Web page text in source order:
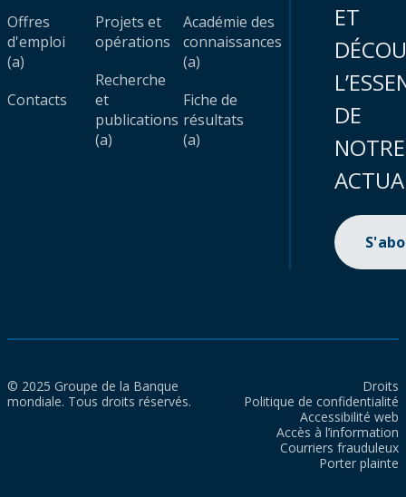
Offres
d'emploi
(a)
Contacts
Projets et
opérations
Recherche
et
publications
(a)
Académie des
connaissances
(a)
Fiche de
résultats
(a)
ET
DE
NOTRE
© 2025 Groupe de la Banque
mondiale. Tous droits réservés.
Droits
Politique de confidentialité
Accessibilité web
Accès à l’information
Courriers frauduleux
Porter plainte